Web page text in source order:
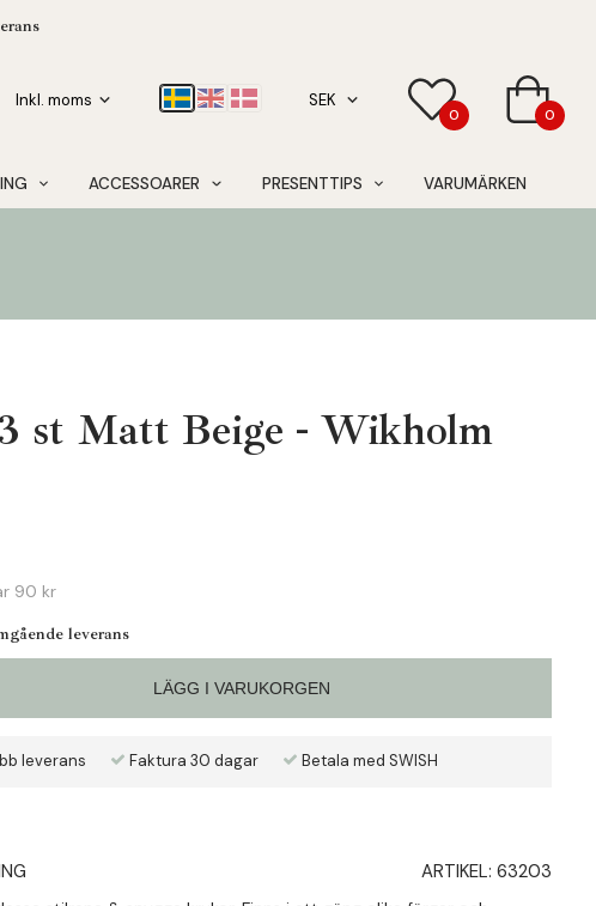
0 0
ACCESSOARER PRESENTTIPS VARUMÄRKEN
st Matt Beige - Wikholm
90 kr
leverans
LÄGG I VARUKORGEN
leverans Faktura 30 dagar Betala med SWISH
ARTIKEL: 63203